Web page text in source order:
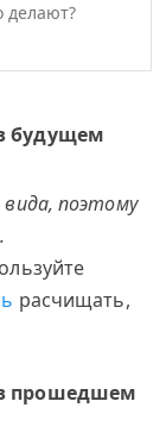
делают?
будущем
поэтому
расчищать,
прошедшем